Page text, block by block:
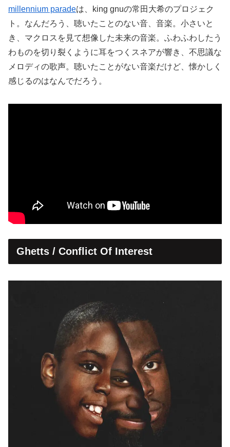
millennium paradeは、king gnuの常田大希のプロジェク
ト。なんだろう、聴いたことのない音、音楽。小さいと
き、マクロスを見て想像した未来の音楽。ふわふわしたう
わものを切り裂くように耳をつくスネアが響き、不思議な
メロディの歌声。聴いたことがない音楽だけど、懐かしく
感じるのはなんでだろう。
Ghetts / Conflict Of Interest